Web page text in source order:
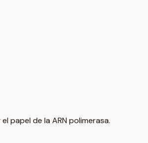
papel de la ARN polimerasa.